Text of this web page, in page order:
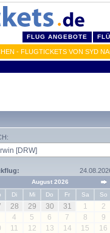
FLUG ANGEBOTE
- FLUGTICKETS VON SYD
August 2026
Di Mi Do Fr Sa So
28 29 30 31 1
2
4 5 6 7 8
9
11 12 13 14 15
16